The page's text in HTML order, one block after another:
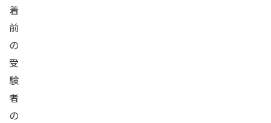
着
前
の
受
験
者
の